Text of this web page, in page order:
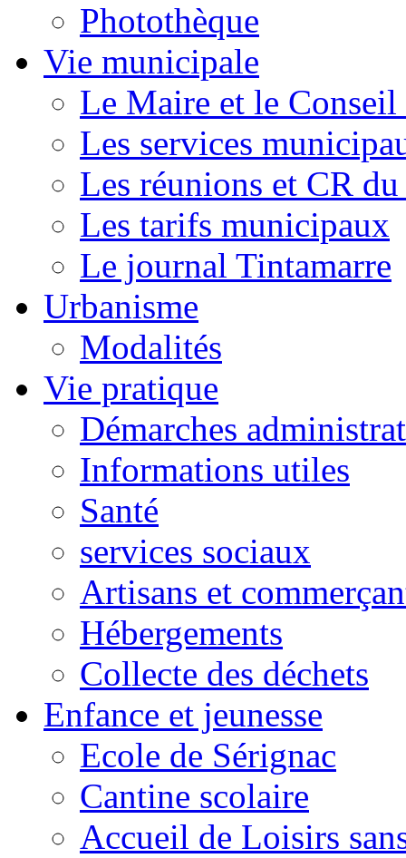
Photothèque
Vie municipale
Le Maire et le
Les services
Les réunions et CR
Les tarifs municipaux
Le journal Tintamarre
Urbanisme
Modalités
Vie pratique
Démarches
Informations utiles
Santé
services sociaux
Artisans et
Hébergements
Collecte des déchets
Enfance et jeunesse
Ecole de Sérignac
Cantine scolaire
Accueil de Loisirs